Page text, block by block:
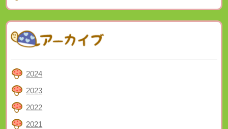
2024
2023
2022
2021